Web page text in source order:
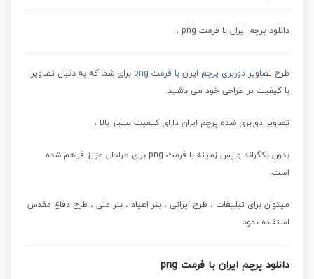
دانلود پرچم ایران با فرمت png :
طرح تصاویر دوربری پرچم ایران با فرمت png
برای شما که به دنبال تصاویر
با کیفیت در طراحی خود می باشید.
تصاویر دوربری شده پرچم ایران دارای کیفیت بسیار بالا ،
بدون بکگراند و پس زمینه با فرمت png برای طراحان عزیز فراهم شده
است.
میتوان برای تبلیغات ، طرح ایرانی ، بنر اعیاد ، بنر ملی ، طرح دفاع مقدس
استفاده نمود.
دانلود پرچم ایران با فرمت png